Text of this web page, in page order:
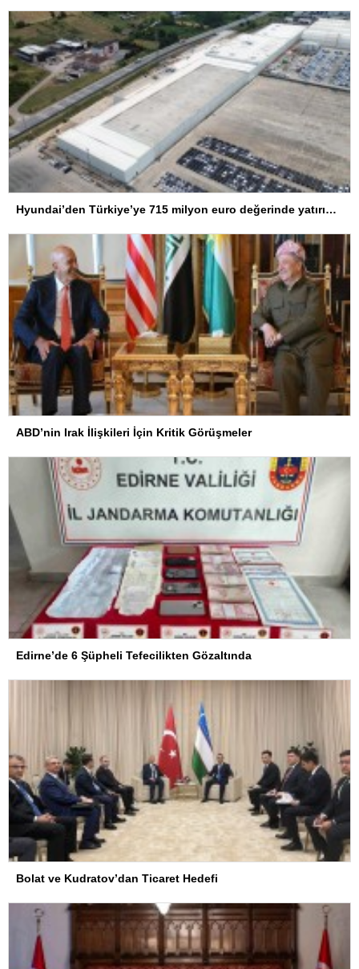
Hyundai’den Türkiye’ye 715 milyon euro değerinde yatırım hamlesi
ABD’nin Irak İlişkileri İçin Kritik Görüşmeler
Edirne’de 6 Şüpheli Tefecilikten Gözaltında
Bolat ve Kudratov’dan Ticaret Hedefi